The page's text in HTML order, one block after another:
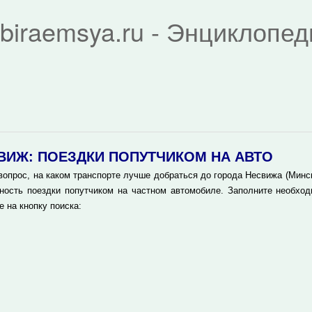
-
ПОЕЗДКИ ПОПУТЧИКОМ НА АВТО
на каком транспорте лучше добраться до города Несвижа
поездки попутчиком на частном автомобиле. Заполните
на кнопку поиска: